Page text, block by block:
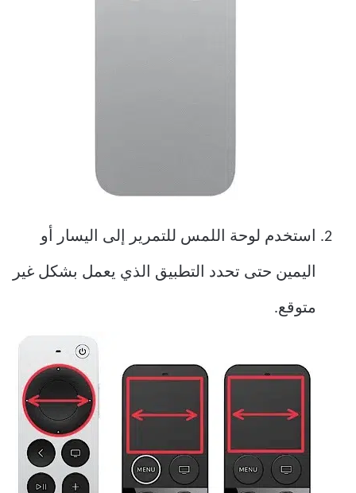
استخدم لوحة اللمس للتمرير إلى اليسار أو
اليمين حتى تحدد التطبيق الذي يعمل بشكل غير
متوقع.